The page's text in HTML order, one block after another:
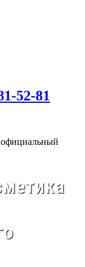
52-81